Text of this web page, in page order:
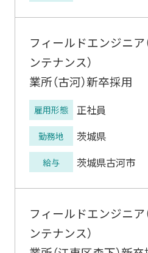
フィールドエンジニア
ンテナンス
業所（古河）新卒採用
雇用形態 正社員
勤務地 茨城県
給与 茨城県古河市
フィールドエンジニア
ンテナンス